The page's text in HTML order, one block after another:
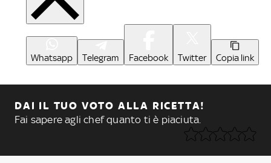
Whatsapp Telegram Facebook Twitter Copia link
DAI IL TUO VOTO ALLA RICETTA!
Fai sapere agli chef quanto ti è piaciuta.